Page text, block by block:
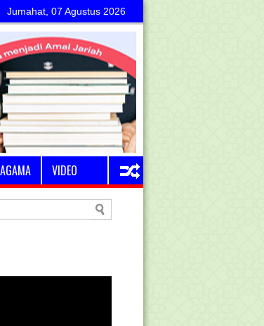
Jumahat, 07 Agustus 2026
AGAMA VIDEO